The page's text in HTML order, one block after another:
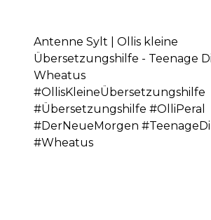
Antenne Sylt | Ollis kleine
Übersetzungshilfe - Teenage
Wheatus
#OllisKleineÜbersetzungshilfe
#Übersetzungshilfe #OlliPeral
#DerNeueMorgen
#Wheatus